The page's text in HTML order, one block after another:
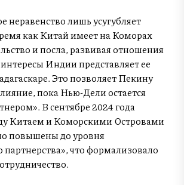
неравенство лишь усугубляет
как Китай имеет на Коморах
и посла, развивая отношения
Индии представляет ее
Это позволяет Пекину
пока Нью-Дели остается
В сентябре 2024 года
Китаем и Коморскими Островами
повышены до уровня
партнерства», что формализовало